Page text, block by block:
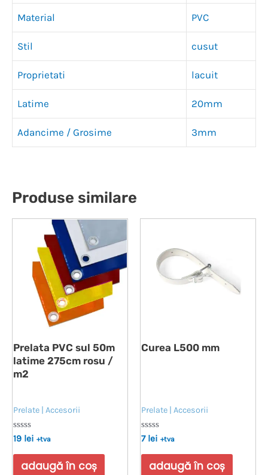
Material PVC
Stil cusut
Proprietati lacuit
Latime 20mm
Adancime / Grosime 3mm
Produse similare
Prelata PVC sul 50m
latime 275cm rosu /
m2
Prelate | Accesorii
Evaluat
0
din
19 lei +tva
adaugă în coș
Curea L500 mm
Prelate | Accesorii
Evaluat
0
din
7 lei +tva
adaugă în coș